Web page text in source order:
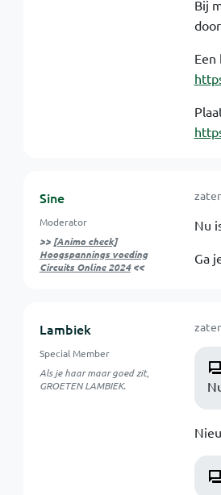
Bij
Sine
Moderator
>> [Animo check]
Hoogspannings voeding
Circuits Online 2024<<
Nu
Ga
Lambiek
Special Member
Als je haar maar goed zit,
GROETEN LAMBIEK.